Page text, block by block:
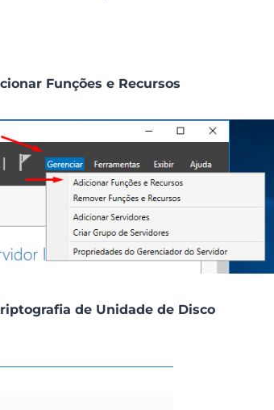
Funções e Recursos
de Unidade de Disco